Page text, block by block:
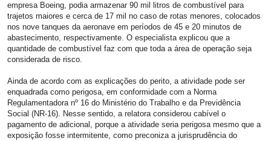
empresa Boeing, podia armazenar 90 mil litros de combustível para
trajetos maiores e cerca de 17 mil no caso de rotas menores, colocados
nos nove tanques da aeronave em períodos de 45 e 20 minutos de
abastecimento, respectivamente. O especialista explicou que a
quantidade de combustível faz com que toda a área de operação seja
considerada de risco.
Ainda de acordo com as explicações do perito, a atividade pode ser
enquadrada como perigosa, em conformidade com a Norma
Regulamentadora nº 16 do Ministério do Trabalho e da Previdência
Social (NR-16). Nesse sentido, a relatora considerou cabível o
pagamento de adicional, porque a atividade seria perigosa mesmo que a
exposição fosse intermitente, como preconiza a jurisprudência do